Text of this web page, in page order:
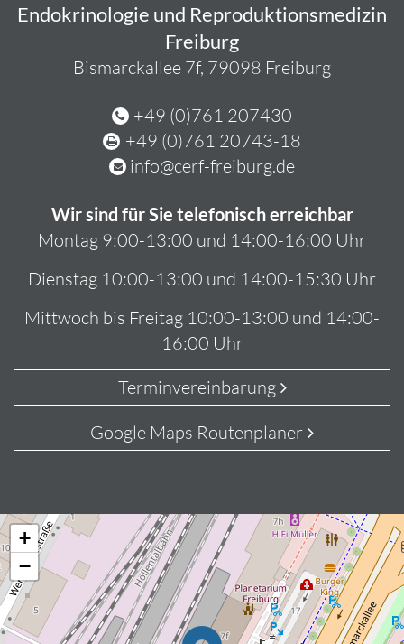
Endokrinologie und Reproduktionsmedizin
Freiburg
Bismarckallee 7f, 79098 Freiburg
+49 (0)761 207430
+49 (0)761 20743-18
info@cerf-freiburg.de
Wir sind für Sie telefonisch erreichbar
Montag 9:00-13:00 und 14:00-16:00 Uhr
Dienstag 10:00-13:00 und 14:00-15:30 Uhr
Mittwoch bis Freitag 10:00-13:00 und 14:00-
16:00 Uhr
Terminvereinbarung
Google Maps Routenplaner
+
−